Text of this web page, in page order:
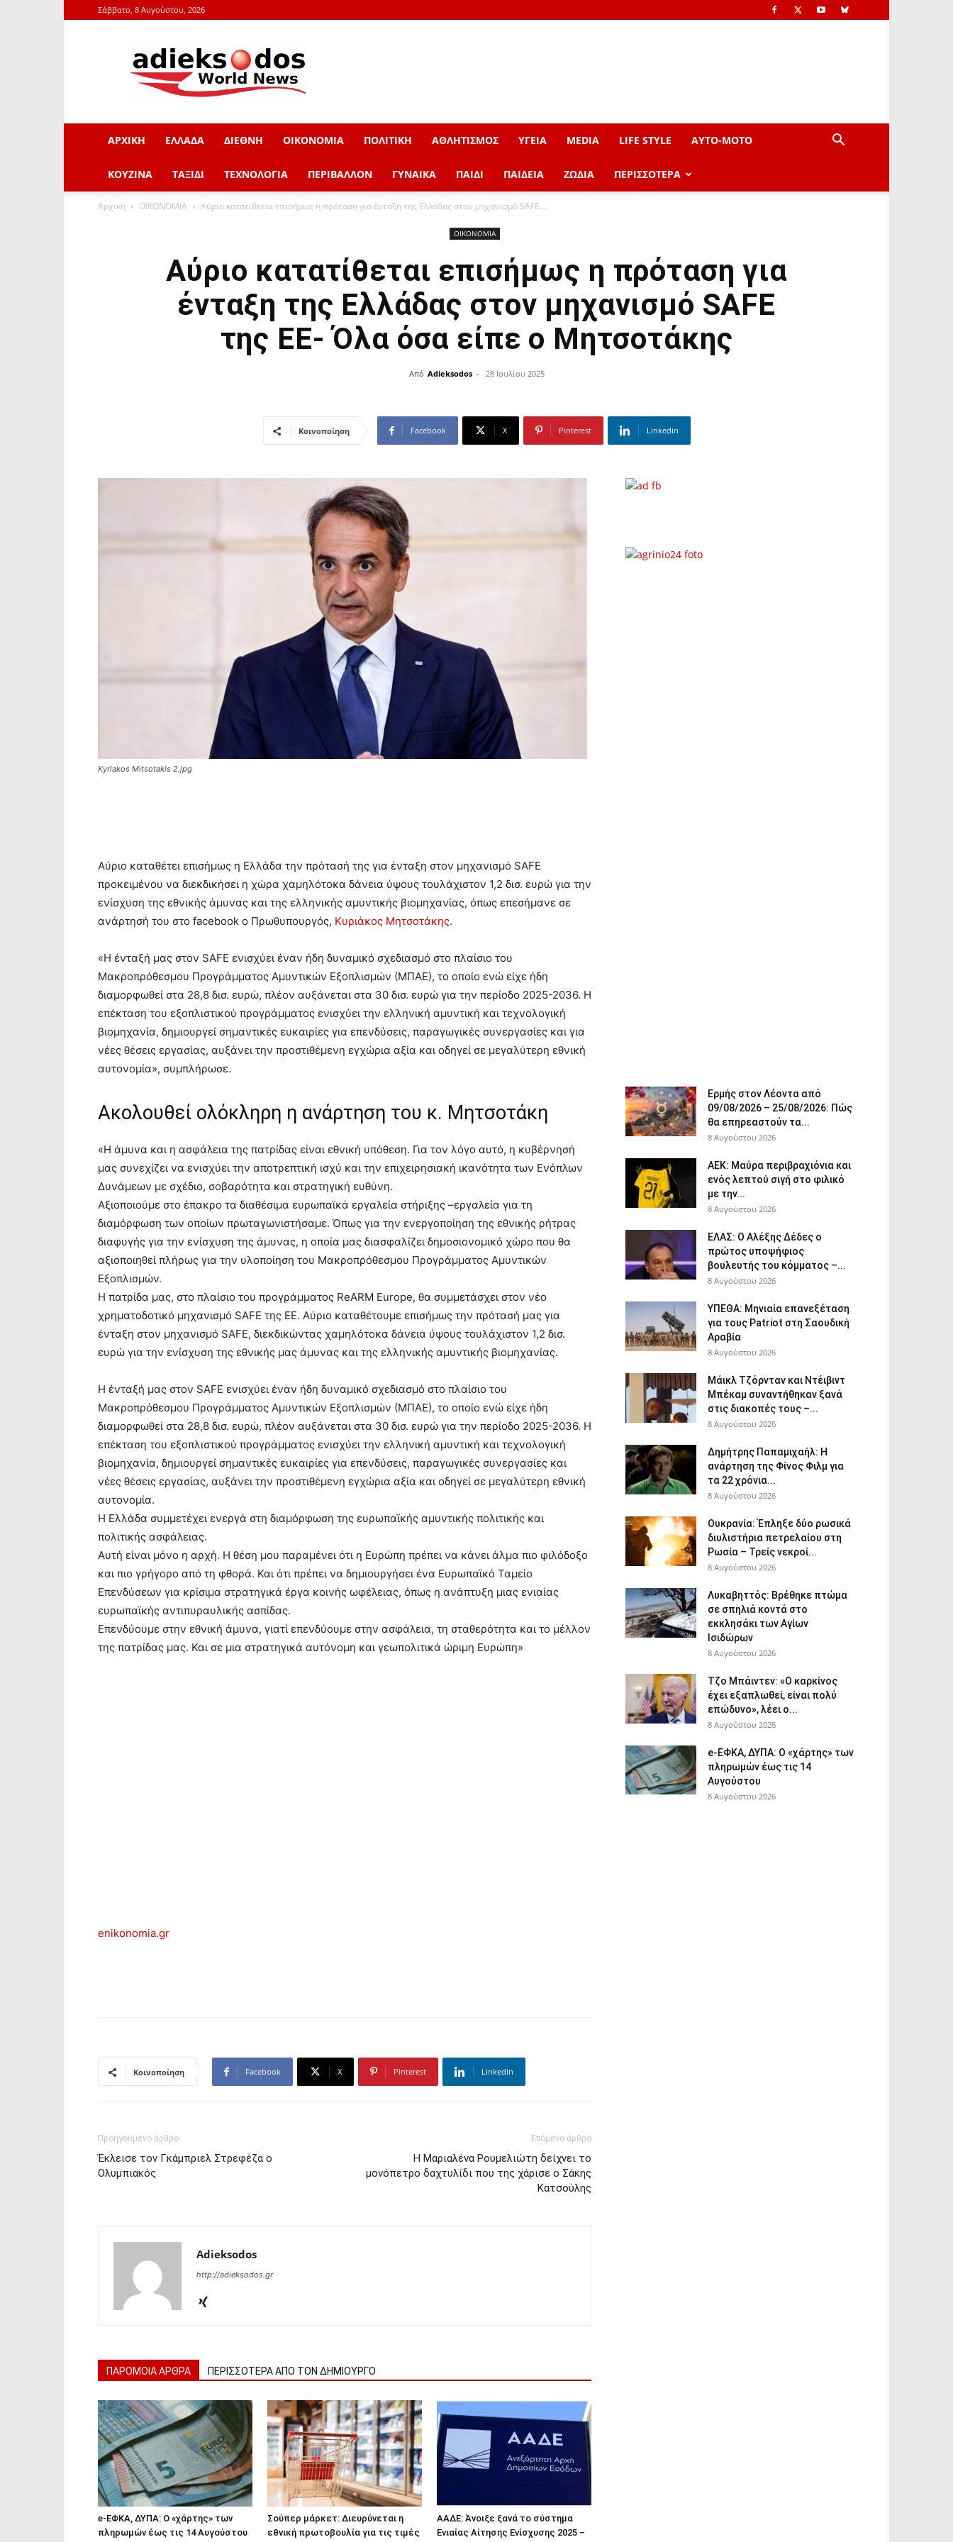
Σάββατο, 8 Αυγούστου, 2026
adieksodos.gr
ΑΡΧΙΚΗ ΕΛΛΑΔΑ ΔΙΕΘΝΗ ΟΙΚΟΝΟΜΙΑ ΠΟΛΙΤΙΚΗ ΑΘΛΗΤΙΣΜΟΣ ΥΓΕΙΑ MEDIA LIFE STYLE AYTO-ΜOTO
ΚΟΥΖΙΝΑ ΤΑΞΙΔΙ ΤΕΧΝΟΛΟΓΙΑ ΠΕΡΙΒΑΛΛΟΝ ΓΥΝΑΙΚΑ ΠΑΙΔΙ ΠΑΙΔΕΙΑ ΖΩΔΙΑ ΠΕΡΙΣΣΟΤΕΡΑ
Αρχική ΟΙΚΟΝΟΜΙΑ Αύριο κατατίθεται επισήμως η πρόταση για ένταξη της Ελλάδας στον μηχανισμό SAFE...
ΟΙΚΟΝΟΜΙΑ
Αύριο κατατίθεται επισήμως η πρόταση για
ένταξη της Ελλάδας στον μηχανισμό SAFE
της ΕΕ- Όλα όσα είπε ο Μητσοτάκης
Από Adieksodos - 28 Ιουλίου 2025
Κοινοποίηση Facebook X Pinterest Linkedin
Kyriakos Mitsotakis 2.jpg
Αύριο καταθέτει επισήμως η Ελλάδα την πρότασή της για ένταξη στον μηχανισμό SAFE
προκειμένου να διεκδικήσει η χώρα χαμηλότοκα δάνεια ύψους τουλάχιστον 1,2 δισ. ευρώ για την
ενίσχυση της εθνικής άμυνας και της ελληνικής αμυντικής βιομηχανίας, όπως επεσήμανε σε
ανάρτησή του στο facebook ο Πρωθυπουργός, Κυριάκος Μητσοτάκης.
«Η ένταξή μας στον SAFE ενισχύει έναν ήδη δυναμικό σχεδιασμό στο πλαίσιο του
Μακροπρόθεσμου Προγράμματος Αμυντικών Εξοπλισμών (ΜΠΑΕ), το οποίο ενώ είχε ήδη
διαμορφωθεί στα 28,8 δισ. ευρώ, πλέον αυξάνεται στα 30 δισ. ευρώ για την περίοδο 2025-2036. Η
επέκταση του εξοπλιστικού προγράμματος ενισχύει την ελληνική αμυντική και τεχνολογική
βιομηχανία, δημιουργεί σημαντικές ευκαιρίες για επενδύσεις, παραγωγικές συνεργασίες και για
νέες θέσεις εργασίας, αυξάνει την προστιθέμενη εγχώρια αξία και οδηγεί σε μεγαλύτερη εθνική
αυτονομία», συμπλήρωσε.
Ακολουθεί ολόκληρη η ανάρτηση του κ. Μητσοτάκη
«Η άμυνα και η ασφάλεια της πατρίδας είναι εθνική υπόθεση. Για τον λόγο αυτό, η κυβέρνησή
μας συνεχίζει να ενισχύει την αποτρεπτική ισχύ και την επιχειρησιακή ικανότητα των Ενόπλων
Δυνάμεων με σχέδιο, σοβαρότητα και στρατηγική ευθύνη.
Αξιοποιούμε στο έπακρο τα διαθέσιμα ευρωπαϊκά εργαλεία στήριξης –εργαλεία για τη
διαμόρφωση των οποίων πρωταγωνιστήσαμε. Όπως για την ενεργοποίηση της εθνικής ρήτρας
διαφυγής για την ενίσχυση της άμυνας, η οποία μας διασφαλίζει δημοσιονομικό χώρο που θα
αξιοποιηθεί πλήρως για την υλοποίηση του Μακροπρόθεσμου Προγράμματος Αμυντικών
Εξοπλισμών.
Η πατρίδα μας, στο πλαίσιο του προγράμματος ReARM Europe, θα συμμετάσχει στον νέο
χρηματοδοτικό μηχανισμό SAFE της ΕΕ. Αύριο καταθέτουμε επισήμως την πρότασή μας για
ένταξη στον μηχανισμό SAFE, διεκδικώντας χαμηλότοκα δάνεια ύψους τουλάχιστον 1,2 δισ.
ευρώ για την ενίσχυση της εθνικής μας άμυνας και της ελληνικής αμυντικής βιομηχανίας.
Η ένταξή μας στον SAFE ενισχύει έναν ήδη δυναμικό σχεδιασμό στο πλαίσιο του
Μακροπρόθεσμου Προγράμματος Αμυντικών Εξοπλισμών (ΜΠΑΕ), το οποίο ενώ είχε ήδη
διαμορφωθεί στα 28,8 δισ. ευρώ, πλέον αυξάνεται στα 30 δισ. ευρώ για την περίοδο 2025-2036. Η
επέκταση του εξοπλιστικού προγράμματος ενισχύει την ελληνική αμυντική και τεχνολογική
βιομηχανία, δημιουργεί σημαντικές ευκαιρίες για επενδύσεις, παραγωγικές συνεργασίες και
νέες θέσεις εργασίας, αυξάνει την προστιθέμενη εγχώρια αξία και οδηγεί σε μεγαλύτερη εθνική
αυτονομία.
Η Ελλάδα συμμετέχει ενεργά στη διαμόρφωση της ευρωπαϊκής αμυντικής πολιτικής και
πολιτικής ασφάλειας.
Αυτή είναι μόνο η αρχή. Η θέση μου παραμένει ότι η Ευρώπη πρέπει να κάνει άλμα πιο φιλόδοξο
και πιο γρήγορο από τη φθορά. Και ότι πρέπει να δημιουργήσει ένα Ευρωπαϊκό Ταμείο
Επενδύσεων για κρίσιμα στρατηγικά έργα κοινής ωφέλειας, όπως η ανάπτυξη μιας ενιαίας
ευρωπαϊκής αντιπυραυλικής ασπίδας.
Επενδύουμε στην εθνική άμυνα, γιατί επενδύουμε στην ασφάλεια, τη σταθερότητα και το μέλλον
της πατρίδας μας. Και σε μια στρατηγικά αυτόνομη και γεωπολιτικά ώριμη Ευρώπη»
enikonomia.gr
Κοινοποίηση Facebook X Pinterest Linkedin
Προηγούμενο άρθρο
Έκλεισε τον Γκάμπριελ Στρεφέζα ο
Ολυμπιακός
Επόμενο άρθρο
Η Μαριαλένα Ρουμελιώτη δείχνει το
μονόπετρο δαχτυλίδι που της χάρισε ο Σάκης
Κατσούλης
Adieksodos
http://adieksodos.gr
ΠΑΡΟΜΟΙΑ ΑΡΘΡΑ ΠΕΡΙΣΣΟΤΕΡΑ ΑΠΟ ΤΟΝ ΔΗΜΙΟΥΡΓΟ
e-ΕΦΚΑ, ΔΥΠΑ: Ο «χάρτης» των
πληρωμών έως τις 14 Αυγούστου
Σούπερ μάρκετ: Διευρύνεται η
εθνική πρωτοβουλία για τις τιμές
ΑΑΔΕ: Άνοιξε ξανά το σύστημα
Ενιαίας Αίτησης Ενίσχυσης 2025 –
Ερμής στον Λέοντα από
09/08/2026 – 25/08/2026: Πώς
θα επηρεαστούν τα...
8 Αυγούστου 2026
ΑΕΚ: Μαύρα περιβραχιόνια και
ενός λεπτού σιγή στο φιλικό
με την...
8 Αυγούστου 2026
ΕΛΑΣ: Ο Αλέξης Δέδες ο
πρώτος υποψήφιος
βουλευτής του κόμματος –...
8 Αυγούστου 2026
ΥΠΕΘΑ: Μηνιαία επανεξέταση
για τους Patriot στη Σαουδική
Αραβία
8 Αυγούστου 2026
Μάικλ Τζόρνταν και Ντέιβιντ
Μπέκαμ συναντήθηκαν ξανά
στις διακοπές τους –...
8 Αυγούστου 2026
Δημήτρης Παπαμιχαήλ: Η
ανάρτηση της Φίνος Φιλμ για
τα 22 χρόνια...
8 Αυγούστου 2026
Ουκρανία: Έπληξε δύο ρωσικά
διυλιστήρια πετρελαίου στη
Ρωσία – Τρείς νεκροί...
8 Αυγούστου 2026
Λυκαβηττός: Βρέθηκε πτώμα
σε σπηλιά κοντά στο
εκκλησάκι των Αγίων
Ισιδώρων
8 Αυγούστου 2026
Τζο Μπάιντεν: «Ο καρκίνος
έχει εξαπλωθεί, είναι πολύ
επώδυνο», λέει ο...
8 Αυγούστου 2026
e-ΕΦΚΑ, ΔΥΠΑ: Ο «χάρτης» των
πληρωμών έως τις 14
Αυγούστου
8 Αυγούστου 2026